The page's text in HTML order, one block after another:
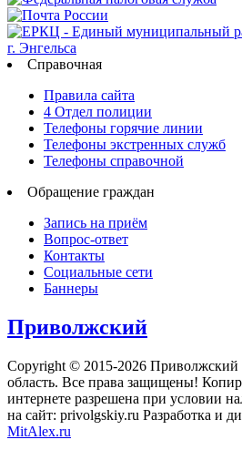
Справочная
Правила сайта
4 Отдел полиции
Телефоны горячие линии
Телефоны экстренных служб
Телефоны справочной
Обращение граждан
Запись на приём
Вопрос-ответ
Контакты
Социальные сети
Баннеры
Приволжский
Copyright © 2015-2026 Приволжский
область. Все права защищены!
интернете разрешена при условии
на сайт: privolgskiy.ru Разработка и
MitAlex.ru